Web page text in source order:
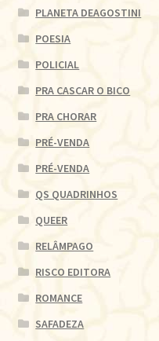
PLANETA DEAGOSTINI
POESIA
POLICIAL
PRA CASCAR O BICO
PRA CHORAR
PRÉ-VENDA
PRÉ-VENDA
QS QUADRINHOS
QUEER
RELÂMPAGO
RISCO EDITORA
ROMANCE
SAFADEZA